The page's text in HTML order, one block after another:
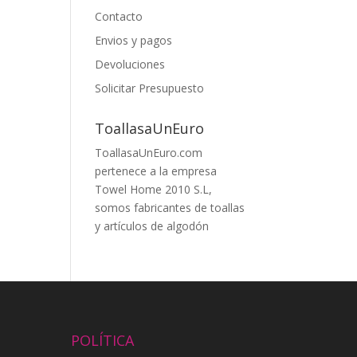
Contacto
Envios y pagos
Devoluciones
Solicitar Presupuesto
ToallasaUnEuro
ToallasaUnEuro.com
pertenece a la empresa
Towel Home 2010 S.L,
somos fabricantes de toallas
y artículos de algodón
POLÍTICA